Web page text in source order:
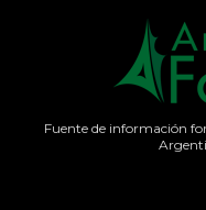
Fuente de información